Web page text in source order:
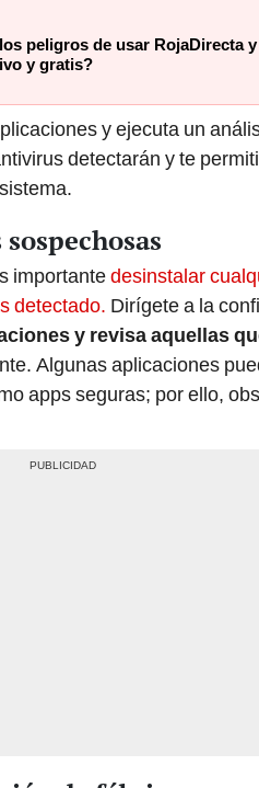
peligros de usar RojaDirecta
y gratis?
y ejecuta un
detectarán y te
importantedesinstalar
detectado. Dirígete a la
y revisa aquellas
Algunas aplicaciones
apps seguras; por ello,